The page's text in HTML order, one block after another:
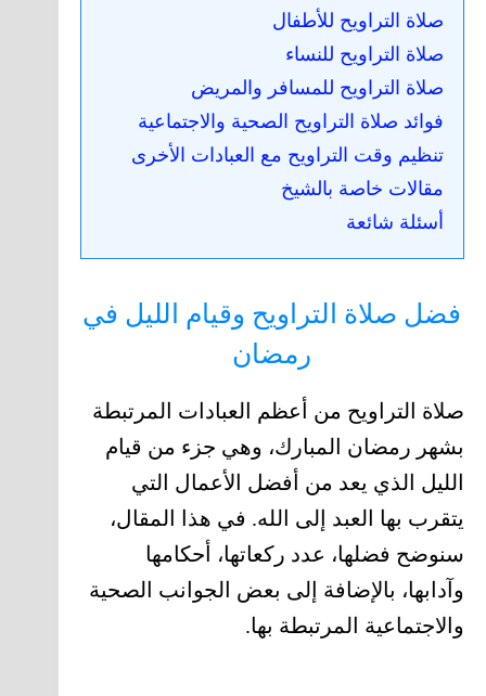
صلاة التراويح للأطفال
صلاة التراويح للنساء
صلاة التراويح للمسافر والمريض
فوائد صلاة التراويح الصحية والاجتماعية
تنظيم وقت التراويح مع العبادات الأخرى
مقالات خاصة بالشيخ
أسئلة شائعة
فضل صلاة التراويح وقيام الليل في
رمضان
صلاة التراويح من أعظم العبادات المرتبطة
بشهر رمضان المبارك، وهي جزء من قيام
الليل الذي يعد من أفضل الأعمال التي
يتقرب بها العبد إلى الله. في هذا المقال،
سنوضح فضلها، عدد ركعاتها، أحكامها
وآدابها، بالإضافة إلى بعض الجوانب الصحية
والاجتماعية المرتبطة بها.